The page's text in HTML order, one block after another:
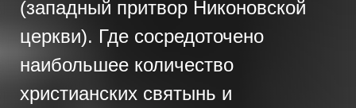
(западный притвор Никоновской
церкви). Где сосредоточено
наибольшее количество
христианских святынь и